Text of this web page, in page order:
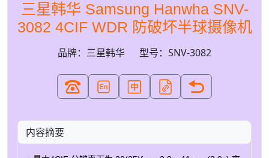
三星韩华 Samsung Hanwha SNV-
3082 4CIF WDR 防破坏半球摄像机
品牌：三星韩华 型号：SNV-3082
内容摘要